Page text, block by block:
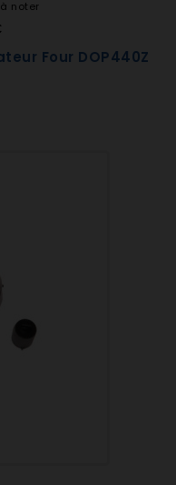
noter
Four DOP440Z